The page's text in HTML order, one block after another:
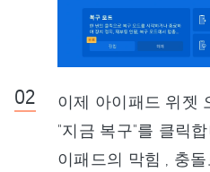
이제 아이패드 위젯
"지금 복구"를 클릭
이패드의 막힘 , 충